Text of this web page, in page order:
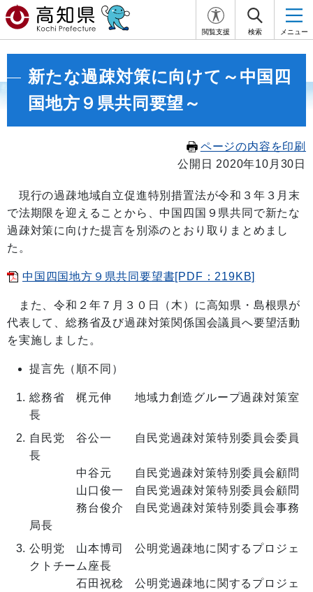
閲覧支援 検索 メニュー
新たな過疎対策に向けて～中国四
国地方９県共同要望～
ページの内容を印刷
公開日 2020年10月30日
現行の過疎地域自立促進特別措置法が令和３年３月末
で法期限を迎えることから、中国四国９県共同で新たな
過疎対策に向けた提言を別添のとおり取りまとめまし
た。
中国四国地方９県共同要望書[PDF：219KB]
また、令和２年７月３０日（木）に高知県・島根県が
代表して、総務省及び過疎対策関係国会議員へ要望活動
を実施しました。
提言先（順不同）
総務省 梶元伸 地域力創造グループ過疎対策室
長
自民党 谷公一 自民党過疎対策特別委員会委員
長
中谷元 自民党過疎対策特別委員会顧問
山口俊一 自民党過疎対策特別委員会顧問
務台俊介 自民党過疎対策特別委員会事務
局長
公明党 山本博司 公明党過疎地に関するプロジェ
クトチーム座長
石田祝稔 公明党過疎地に関するプロジェ